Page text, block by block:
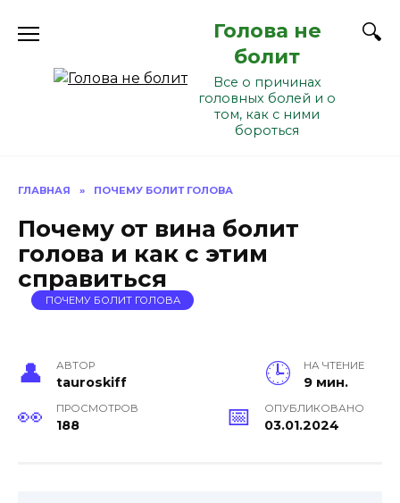
Голова не
болит
Все о причинах
головных болей и о
том, как с ними
бороться
ГЛАВНАЯ » ПОЧЕМУ БОЛИТ ГОЛОВА
Почему от вина болит
голова и как с этим
справиться
ПОЧЕМУ БОЛИТ ГОЛОВА
АВТОР
tauroskiff
НА ЧТЕНИЕ
9 мин.
ПРОСМОТРОВ
188
ОПУБЛИКОВАНО
03.01.2024